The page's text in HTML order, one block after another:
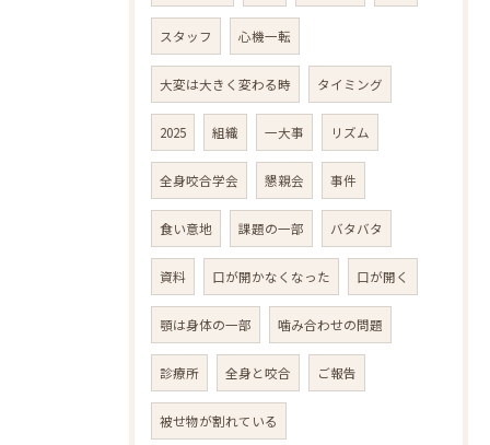
スタッフ 心機一転
大変は大きく変わる時 タイミング
2025 組織 一大事 リズム
全身咬合学会 懇親会 事件
食い意地 課題の一部 バタバタ
資料 口が開かなくなった 口が開く
顎は身体の一部 噛み合わせの問題
診療所 全身と咬合 ご報告
被せ物が割れている